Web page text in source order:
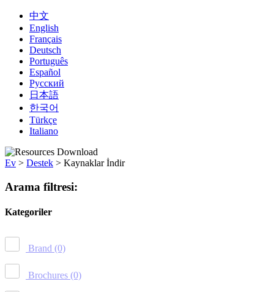
中文
English
Français
Deutsch
Português
Español
Русский
日本語
한국어
Türkçe
Italiano
Ev > Destek > Kaynaklar İndir
Arama filtresi:
Kategoriler
Brand (0)
Brochures (0)